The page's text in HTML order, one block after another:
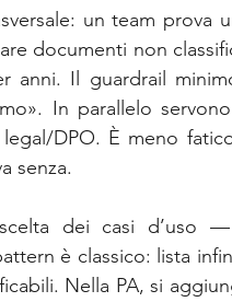
un team prova
documenti non
anni. Il guardrail
In parallelo
legal/DPO. È meno
senza.
dei casi d’uso —
è classico: lista
Nella PA, si